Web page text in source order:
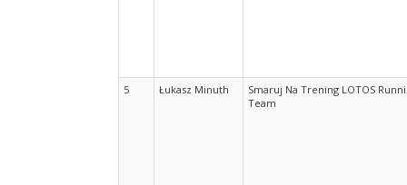
5 Łukasz Minuth
Smaruj Na Trening LOTOS
Team